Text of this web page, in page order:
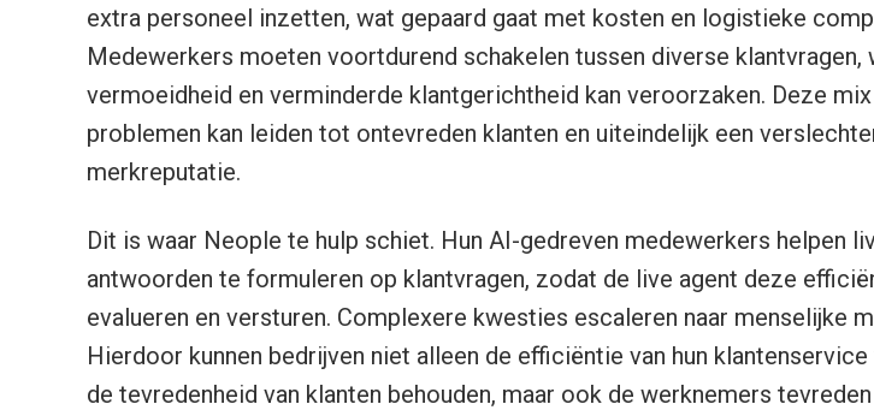
extra personeel inzetten, wat gepaard gaat met kosten en logistieke
Medewerkers moeten voortdurend schakelen tussen diverse klantvragen,
vermoeidheid en verminderde klantgerichtheid kan veroorzaken. Deze mix
problemen kan leiden tot ontevreden klanten en uiteindelijk een
merkreputatie.
Dit is waar Neople te hulp schiet. Hun AI-gedreven medewerkers helpen
antwoorden te formuleren op klantvragen, zodat de live agent deze
evalueren en versturen. Complexere kwesties escaleren naar menselijke
Hierdoor kunnen bedrijven niet alleen de efficiëntie van hun
de tevredenheid van klanten behouden, maar ook de werknemers